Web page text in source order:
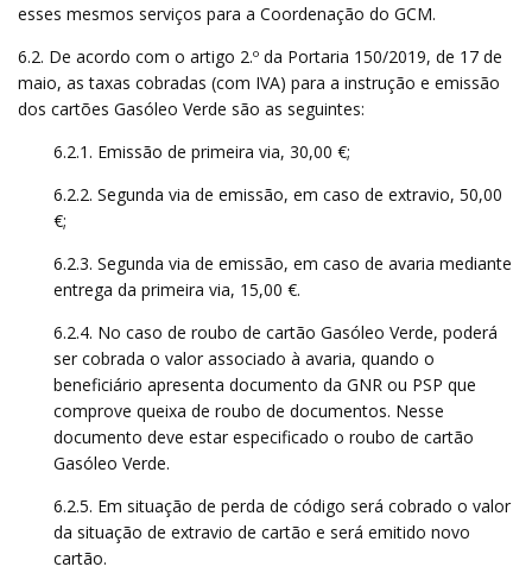
esses mesmos serviços para a Coordenação do GCM.
6.2. De acordo com o artigo 2.º da Portaria 150/2019, de 17 de
maio, as taxas cobradas (com IVA) para a instrução e emissão
dos cartões Gasóleo Verde são as seguintes:
6.2.1. Emissão de primeira via, 30,00 €;
6.2.2. Segunda via de emissão, em caso de extravio, 50,00
€;
6.2.3. Segunda via de emissão, em caso de avaria mediante
entrega da primeira via, 15,00 €.
6.2.4. No caso de roubo de cartão Gasóleo Verde, poderá
ser cobrada o valor associado à avaria, quando o
beneficiário apresenta documento da GNR ou PSP que
comprove queixa de roubo de documentos. Nesse
documento deve estar especificado o roubo de cartão
Gasóleo Verde.
6.2.5. Em situação de perda de código será cobrado o valor
da situação de extravio de cartão e será emitido novo
cartão.